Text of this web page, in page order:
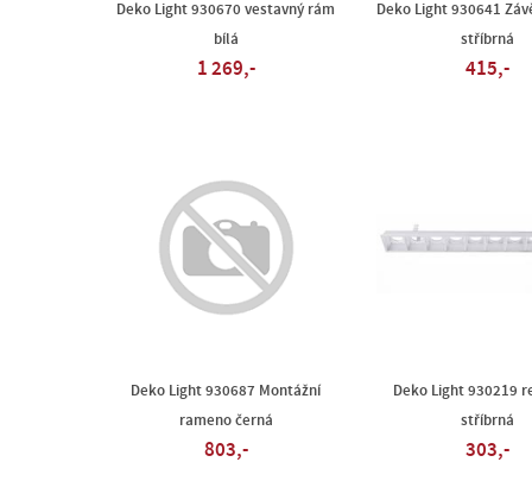
Deko Light 930670 vestavný rám
bílá
1 269,-
Deko Light 930641
stříbrná
415,-
Deko Light 930687 Montážní
rameno černá
803,-
Deko Light 930219
stříbrná
303,-